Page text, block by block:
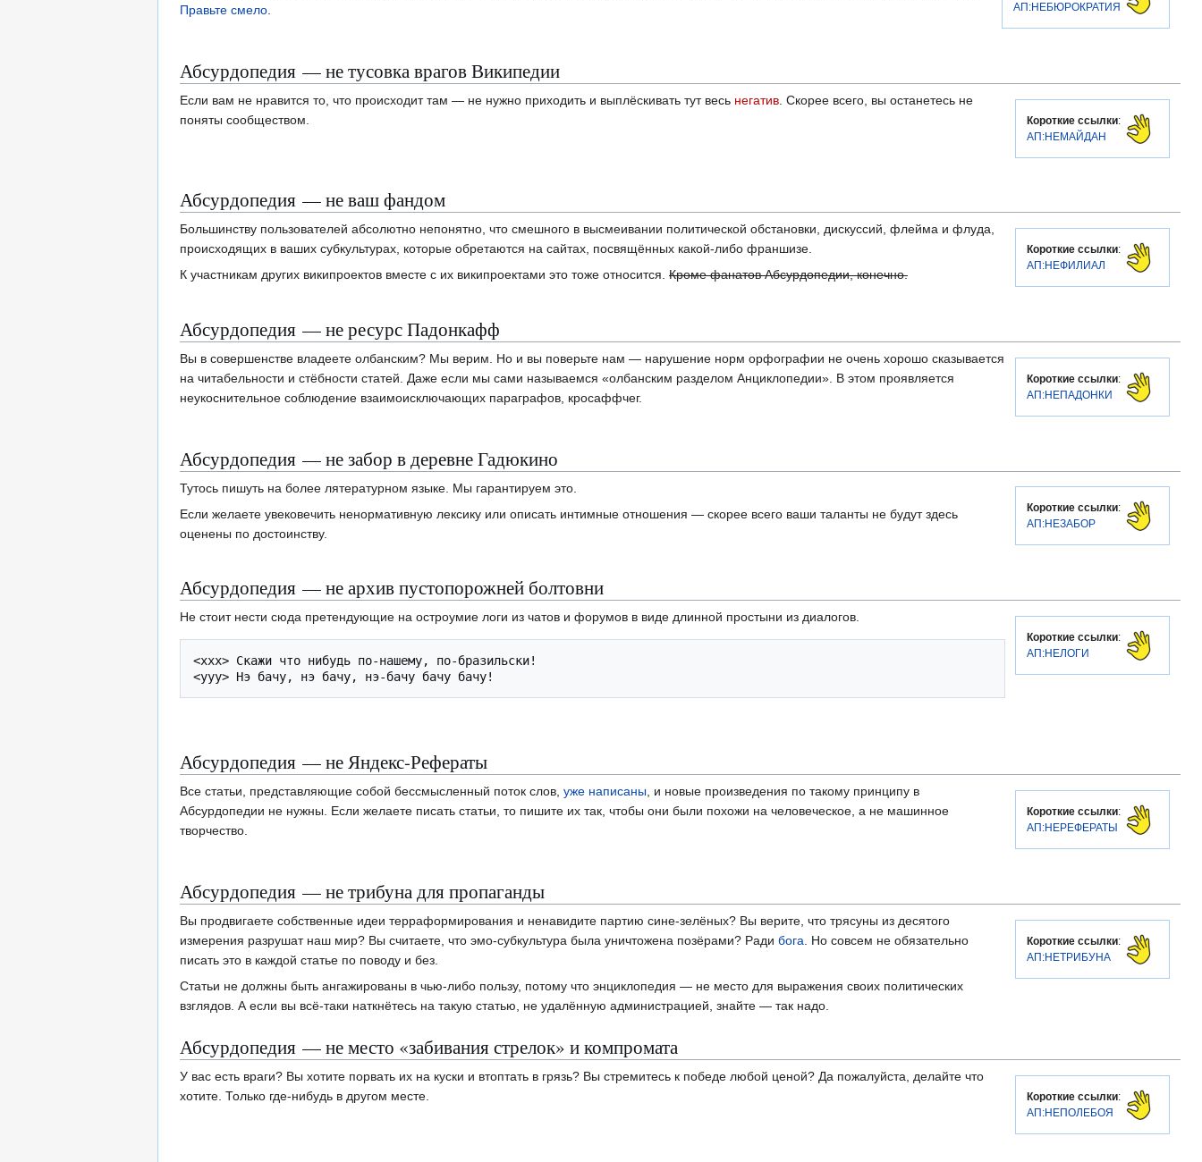
АП:НЕБЮРОКРАТИЯ
Правьте смело.
Абсурдопедия — не тусовка врагов Википедии
Короткие ссылки:
АП:НЕМАЙДАН
Если вам не нравится то, что происходит там — не нужно приходить и выплёскивать тут весь негатив . Скорее всего, вы останетесь не
поняты сообществом.
Абсурдопедия — не ваш фандом
Короткие ссылки:
АП:НЕФИЛИАЛ
Большинству пользователей абсолютно непонятно, что смешного в высмеивании политической обстановки, дискуссий, флейма и флуда,
происходящих в ваших субкультурах, которые обретаются на сайтах, посвящённых какой-либо франшизе.
К участникам других википроектов вместе с их википроектами это тоже относится. Кроме фанатов Абсурдопедии, конечно.
Абсурдопедия — не ресурс Падонкафф
Короткие ссылки:
АП:НЕПАДОНКИ
Вы в совершенстве владеете олбанским? Мы верим. Но и вы поверьте нам — нарушение норм орфографии не очень хорошо сказывается
на читабельности и стёбности статей. Даже если мы сами называемся «олбанским разделом Анциклопедии». В этом проявляется
неукоснительное соблюдение взаимоисключающих параграфов, кросаффчег.
Абсурдопедия — не забор в деревне Гадюкино
Короткие ссылки:
АП:НЕЗАБОР
Тутось пишуть на более лятературном языке. Мы гарантируем это.
Если желаете увековечить ненормативную лексику или описать интимные отношения — скорее всего ваши таланты не будут здесь
оценены по достоинству.
Абсурдопедия — не архив пустопорожней болтовни
Короткие ссылки:
АП:НЕЛОГИ
Не стоит нести сюда претендующие на остроумие логи из чатов и форумов в виде длинной простыни из диалогов.
<xxx> Скажи что нибудь по-нашему, по-бразильски!
Абсурдопедия — не Яндекс-Рефераты
Короткие ссылки:
АП:НЕРЕФЕРАТЫ
Все статьи, представляющие собой бессмысленный поток слов, уже написаны , и новые произведения по такому принципу в
Абсурдопедии не нужны. Если желаете писать статьи, то пишите их так, чтобы они были похожи на человеческое, а не машинное
творчество.
Абсурдопедия — не трибуна для пропаганды
Короткие ссылки:
АП:НЕТРИБУНА
Вы продвигаете собственные идеи терраформирования и ненавидите партию сине-зелёных? Вы верите, что трясуны из десятого
измерения разрушат наш мир? Вы считаете, что эмо-субкультура была уничтожена позёрами? Ради бога . Но совсем не обязательно
писать это в каждой статье по поводу и без.
Статьи не должны быть ангажированы в чью-либо пользу, потому что энциклопедия — не место для выражения своих политических
взглядов. А если вы всё-таки наткнётесь на такую статью, не удалённую администрацией, знайте — так надо.
Абсурдопедия — не место «забивания стрелок» и компромата
Короткие ссылки:
АП:НЕПОЛЕБОЯ
У вас есть враги? Вы хотите порвать их на куски и втоптать в грязь? Вы стремитесь к победе любой ценой? Да пожалуйста, делайте что
хотите. Только где-нибудь в другом месте.